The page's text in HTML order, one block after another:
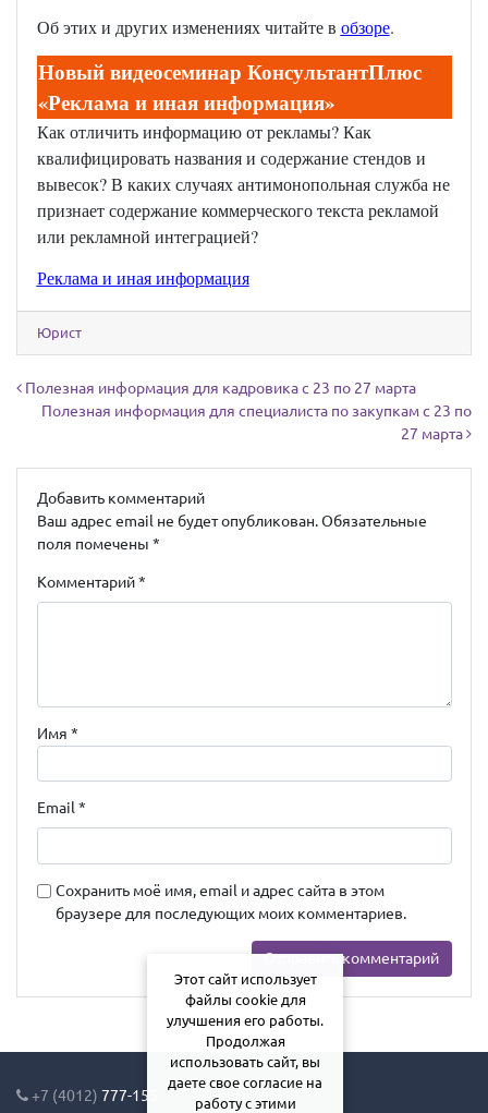
Об этих и других изменениях читайте в обзоре.
Новый видеосеминар КонсультантПлюс
«Реклама и иная информация»
Как отличить информацию от рекламы? Как
квалифицировать названия и содержание стендов и
вывесок? В каких случаях антимонопольная служба не
признает содержание коммерческого текста рекламой
или рекламной интеграцией?
Реклама и иная информация
Юрист
Навигация по записям
Полезная информация для кадровика с 23 по 27 марта
Полезная информация для специалиста по закупкам с 23 по
27 марта
Добавить комментарий
Ваш адрес email не будет опубликован. Обязательные
поля помечены *
Комментарий*
Имя *
Email*
Сохранить моё имя, email и адрес сайта в этом
браузере для последующих моих комментариев.
+7 (4012) 777-155
Этот сайт использует
файлы cookie для
улучшения его работы.
Продолжая
использовать сайт, вы
даете свое согласие на
работу с этими